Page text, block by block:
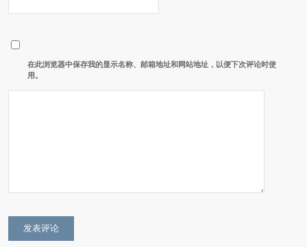
在此浏览器中保存我的显示名称、邮箱地址和网站地址，以便下次评论时使
用。